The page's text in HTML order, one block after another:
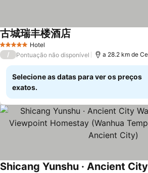
5 Estrelas Hotel
古城瑞丰楼酒店
/ Pontuação não disponível a 28.2 km de
Selecione as datas para ver os preços
exatos.